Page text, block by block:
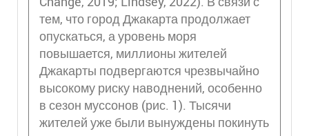
тем, что город Джакарта продолжает
опускаться, а уровень моря
повышается, миллионы жителей
Джакарты подвергаются чрезвычайно
высокому риску наводнений, особенно
в сезон муссонов (рис. 1). Тысячи
жителей уже были вынуждены покинуть